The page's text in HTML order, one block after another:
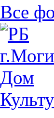
Все